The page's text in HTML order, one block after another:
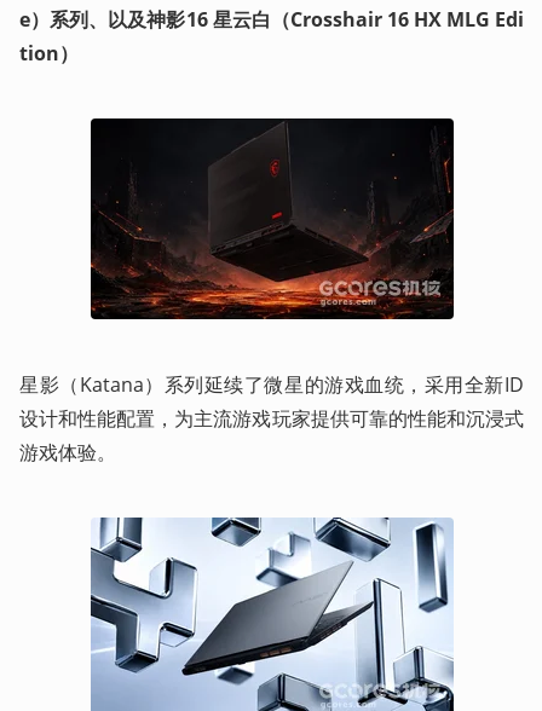
e）系列、以及神影16 星云白（Crosshair 16 HX MLG Edi
tion）
星影（Katana）系列延续了微星的游戏血统，采用全新ID
设计和性能配置，为主流游戏玩家提供可靠的性能和沉浸式
游戏体验。